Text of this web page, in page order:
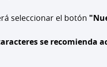
seleccionar el botón
se